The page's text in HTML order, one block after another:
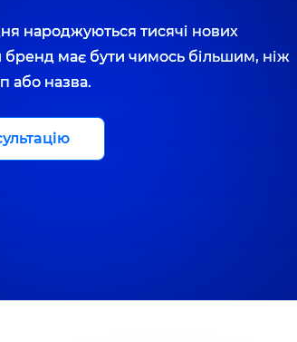
народжуються тисячі нових
бренд має бути чимось більшим, ніж
або назва.